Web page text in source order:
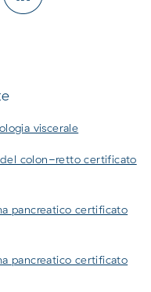
viscerale
del colon-retto certificato
pancreatico certificato
pancreatico certificato